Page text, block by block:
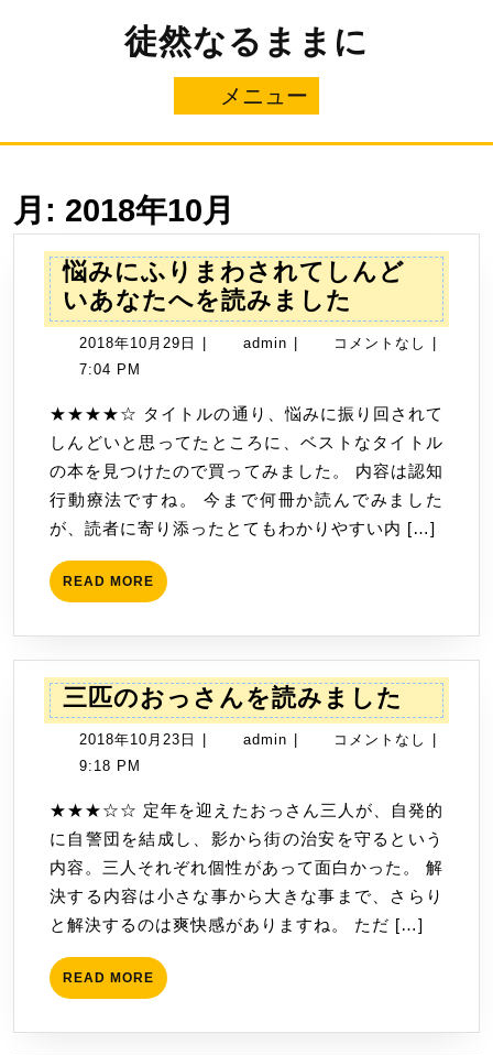
ス
徒然なるままに
メニュー
ニ
ー
月: 2018年10月
悩みにふりまわされてしんど
いあなたへを読みました
み
に
り
ま
わ
さ
れ
ど
い
あ
な
を
読
み
ま
し
2018年10月29日
2018
月
29
日
| admin admin
| コメントなし
|
7:04 PM
★★★★☆ タイトルの通り、悩みに振り回されて
しんどいと思ってたところに、ベストなタイトル
の本を見つけたので買ってみました。 内容は認知
行動療法ですね。 今まで何冊か読んでみました
が、読者に寄り添ったとてもわかりやすい内 […]
READ MORE READ
MORE
三匹のおっさんを読みました
匹
の
っ
さ
ん
を
読
た
2018年10月23日
2018
月
23
日
admin adminコメントなし
9:18 PM
★★★☆☆ 定年を迎えたおっさん三人が、自発的
に自警団を結成し、影から街の治安を守るという
内容。三人それぞれ個性があって面白かった。 解
決する内容は小さな事から大きな事まで、さらり
と解決するのは爽快感がありますね。 ただ […]
READ MORE READ
MORE